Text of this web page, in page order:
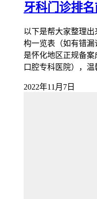
牙科门诊排
以下是帮大家整理
构一览表（如有错
是怀化地区正规备
口腔专科医院），
2022年11月7日